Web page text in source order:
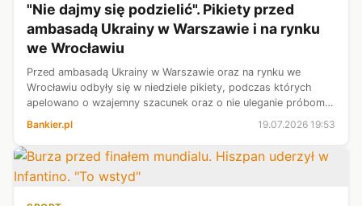
"Nie dajmy się podzielić". Pikiety przed
ambasadą Ukrainy w Warszawie i na rynku
we Wrocławiu
Przed ambasadą Ukrainy w Warszawie oraz na rynku we
Wrocławiu odbyły się w niedziele pikiety, podczas których
apelowano o wzajemny szacunek oraz o nie uleganie próbom
skłócenia narodów. „Nie dajmy się podzielić” - skandowali
manifestanci w Warszawie.
Bankier.pl 19.07.2026 19:53